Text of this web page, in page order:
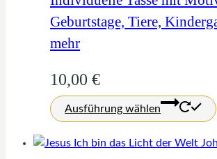
Geburtstage, Tiere,
mehr
10,00 €
Ausführung wählen